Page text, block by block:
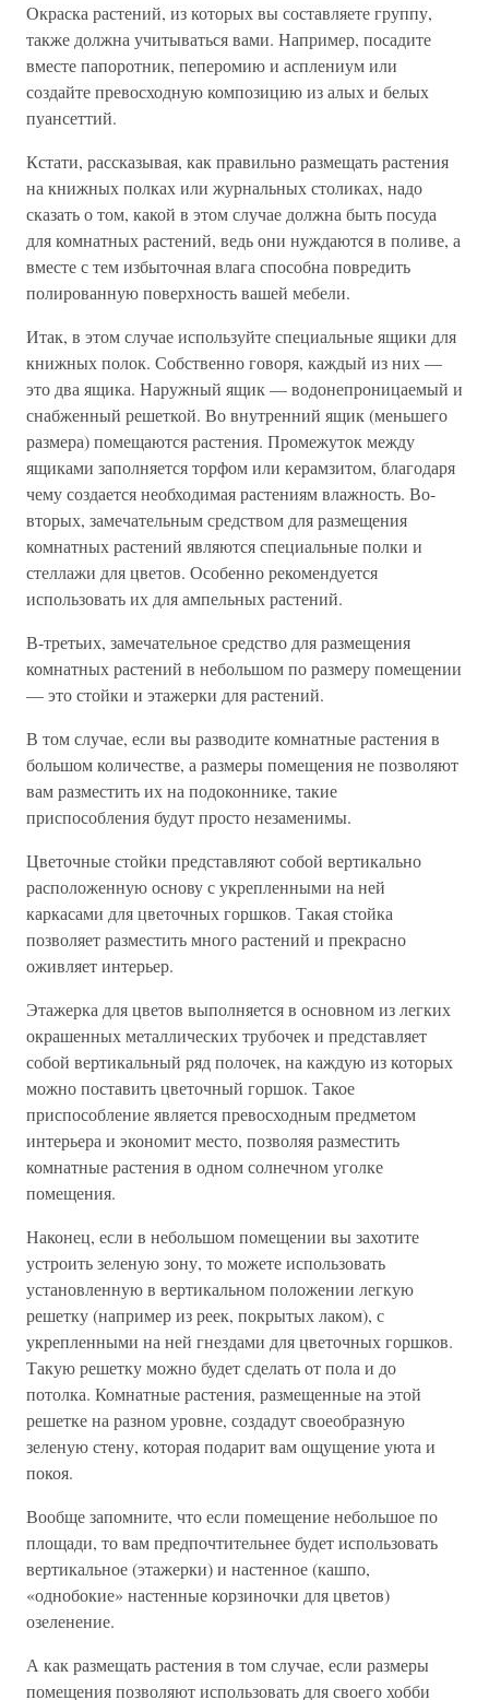
Окраска растений, из которых вы составляете группу,
также должна учитываться вами. Например, посадите
вместе папоротник, пеперомию и асплениум или
создайте превосходную композицию из алых и белых
пуансеттий.
Кстати, рассказывая, как правильно размещать растения
на книжных полках или журнальных столиках, надо
сказать о том, какой в этом случае должна быть посуда
для комнатных растений, ведь они нуждаются в поливе, а
вместе с тем избыточная влага способна повредить
полированную поверхность вашей мебели.
Итак, в этом случае используйте специальные ящики для
книжных полок. Собственно говоря, каждый из них —
это два ящика. Наружный ящик — водонепроницаемый и
снабженный решеткой. Во внутренний ящик (меньшего
размера) помещаются растения. Промежуток между
ящиками заполняется торфом или керамзитом, благодаря
чему создается необходимая растениям влажность. Во-
вторых, замечательным средством для размещения
комнатных растений являются специальные полки и
стеллажи для цветов. Особенно рекомендуется
использовать их для ампельных растений.
В-третьих, замечательное средство для размещения
комнатных растений в небольшом по размеру помещении
— это стойки и этажерки для растений.
В том случае, если вы разводите комнатные растения в
большом количестве, а размеры помещения не позволяют
вам разместить их на подоконнике, такие
приспособления будут просто незаменимы.
Цветочные стойки представляют собой вертикально
расположенную основу с укрепленными на ней
каркасами для цветочных горшков. Такая стойка
позволяет разместить много растений и прекрасно
оживляет интерьер.
Этажерка для цветов выполняется в основном из легких
окрашенных металлических трубочек и представляет
собой вертикальный ряд полочек, на каждую из которых
можно поставить цветочный горшок. Такое
приспособление является превосходным предметом
интерьера и экономит место, позволяя разместить
комнатные растения в одном солнечном уголке
помещения.
Наконец, если в небольшом помещении вы захотите
устроить зеленую зону, то можете использовать
установленную в вертикальном положении легкую
решетку (например из реек, покрытых лаком), с
укрепленными на ней гнездами для цветочных горшков.
Такую решетку можно будет сделать от пола и до
потолка. Комнатные растения, размещенные на этой
решетке на разном уровне, создадут своеобразную
зеленую стену, которая подарит вам ощущение уюта и
покоя.
Вообще запомните, что если помещение небольшое по
площади, то вам предпочтительнее будет использовать
вертикальное (этажерки) и настенное (кашпо,
«однобокие» настенные корзиночки для цветов)
озеленение.
А как размещать растения в том случае, если размеры
помещения позволяют использовать для своего хобби